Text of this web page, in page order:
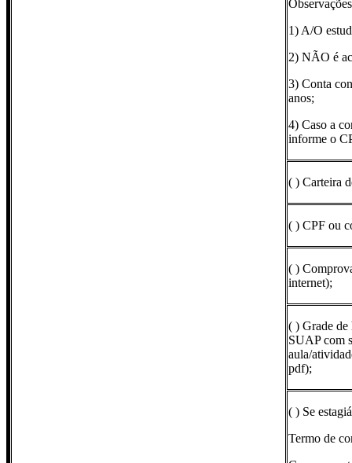
1) A/O
2) NÃO é
3) Conta
anos;
4) Caso a
informe o
( ) Carteira
( ) CPF ou
( )
internet);
( ) Grade
SUAP com
aula/
pdf);
( ) Se
Termo de